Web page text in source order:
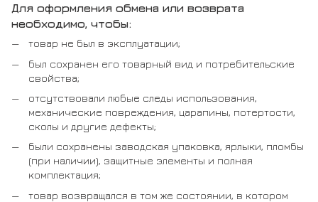
Для оформления обмена или возврата
необходимо, чтобы:
товар не был в эксплуатации;
был сохранен его товарный вид и потребительские
свойства;
отсутствовали любые следы использования,
механические повреждения, царапины, потертости,
сколы и другие дефекты;
были сохранены заводская упаковка, ярлыки, пломбы
(при наличии), защитные элементы и полная
комплектация;
товар возвращался в том же состоянии, в котором